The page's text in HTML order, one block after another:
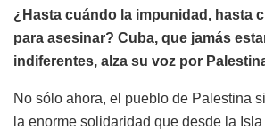
¿Hasta cuándo la impunidad, hasta
para asesinar? Cuba, que jamás
indiferentes, alza su voz por
No sólo ahora, el pueblo de Palestina
la enorme solidaridad que desde la